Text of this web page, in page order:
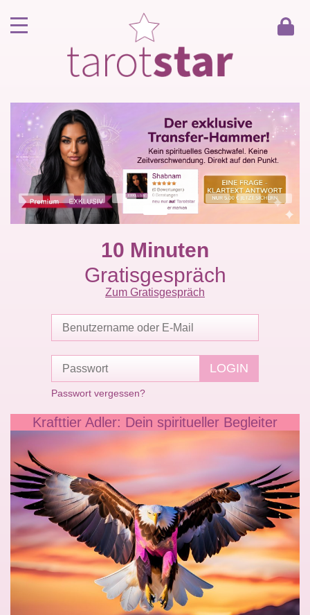
Kunde werden
Berater werden
Kartenlegen Gratisgespräch
Gästebuch
10 Minuten
Gratisgespräch
Zum Gratisgespräch
Passwort vergessen?
Krafttier Adler: Dein spiritueller Begleiter